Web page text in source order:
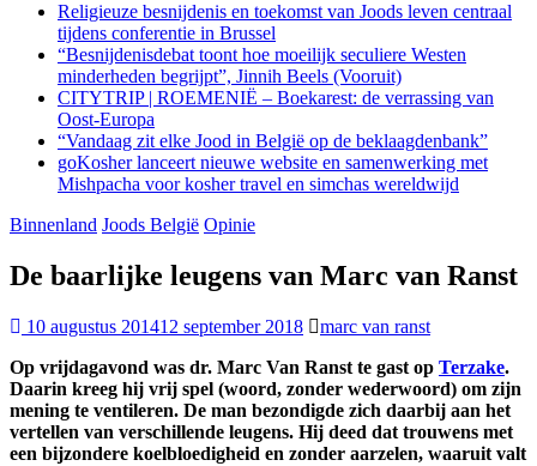
Religieuze besnijdenis en toekomst van Joods leven centraal
tijdens conferentie in Brussel
“Besnijdenisdebat toont hoe moeilijk seculiere Westen
minderheden begrijpt”, Jinnih Beels (Vooruit)
CITYTRIP | ROEMENIË – Boekarest: de verrassing van
Oost-Europa
“Vandaag zit elke Jood in België op de beklaagdenbank”
goKosher lanceert nieuwe website en samenwerking met
Mishpacha voor kosher travel en simchas wereldwijd
Binnenland Joods België Opinie
De baarlijke leugens van Marc van Ranst
10 augustus 201412 september 2018
marc van ranst
Op vrijdagavond was dr. Marc Van Ranst te gast op Terzake.
Daarin kreeg hij vrij spel (woord, zonder wederwoord) om zijn
mening te ventileren. De man bezondigde zich daarbij aan het
vertellen van verschillende leugens. Hij deed dat trouwens met
een bijzondere koelbloedigheid en zonder aarzelen, waaruit valt